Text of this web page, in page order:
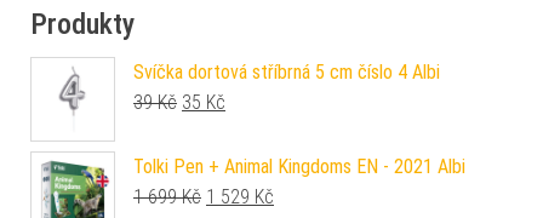
Produkty
Svíčka dortová stříbrná 5 cm číslo 4 Albi
39Kč Původní cena byla: 39 Kč.
35 Kč
Tolki Pen + Animal Kingdoms EN - 2021 Albi
1 699Kč Původní cena byla: 1 699 Kč.
1 529 Kč